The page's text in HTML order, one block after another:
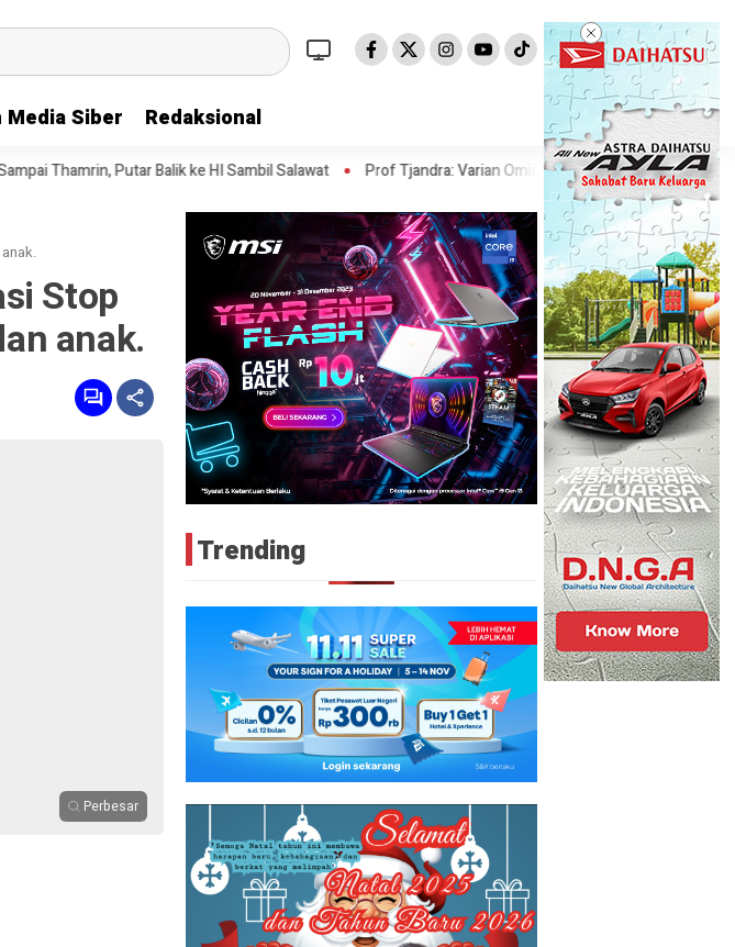
Media Siber Redaksional
Balik ke HI Sambil Salawat Prof Tjandra: Varian Omicron Mungkin Berdampak pada Obat Pasien
Stop
anak.
Perbesar
Trending